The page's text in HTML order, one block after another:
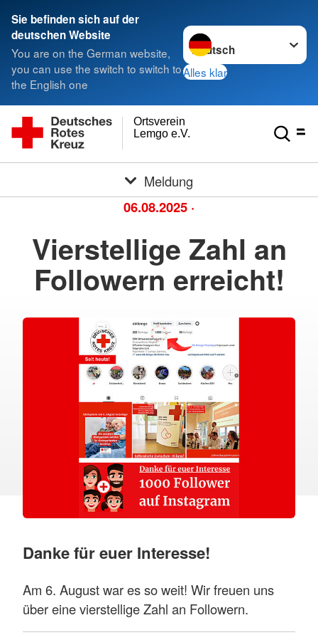
Sie befinden sich auf der
deutschen Website
You are on the German website,
you can use the switch to switch to
the English one
Sprache wechseln zu
Alles klar
Lemgo e.V.
Ortsverein
Meldung
06.08.2025 ·
Vierstellige Zahl an
Followern erreicht!
Danke für euer Interesse!
Am 6. August war es so weit! Wir freuen uns
über eine vierstellige Zahl an Followern.